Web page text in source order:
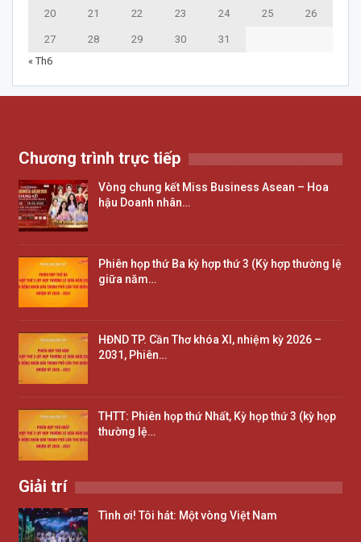
20 21 22 23 24 25 26
27 28 29 30
31
« Th6
Chương trình trực tiếp
Vòng chung kết Miss Business Asean – Hoa
hậu Doanh nhân…
Phiên họp thứ Ba kỳ hợp thứ 3 (Kỳ hợp thường lệ
giữa năm…
HĐND TP. Cần Thơ khóa XI, nhiệm kỳ 2026 –
2031, Phiên…
THTT: Phiên họp thứ Nhất, Kỳ họp thứ 3 (kỳ họp
thường lệ…
Giải trí
Tình ơi! Tôi hát: Một vòng Việt Nam